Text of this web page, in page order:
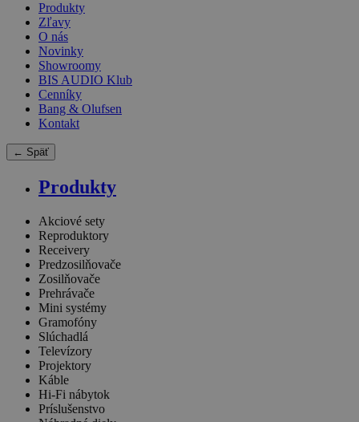
Produkty
Zľavy
O nás
Novinky
Showroomy
BIS AUDIO Klub
Cenníky
Bang & Olufsen
Kontakt
← Späť
Produkty
Akciové sety
Reproduktory
Receivery
Predzosilňovače
Zosilňovače
Prehrávače
Mini systémy
Gramofóny
Slúchadlá
Televízory
Projektory
Káble
Hi-Fi nábytok
Príslušenstvo